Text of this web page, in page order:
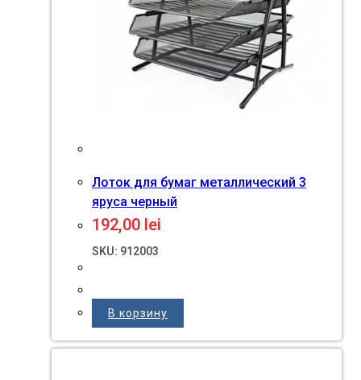
Лоток для бумаг металлический 3
яруса черный
192,00 lei
SKU: 912003
В корзину